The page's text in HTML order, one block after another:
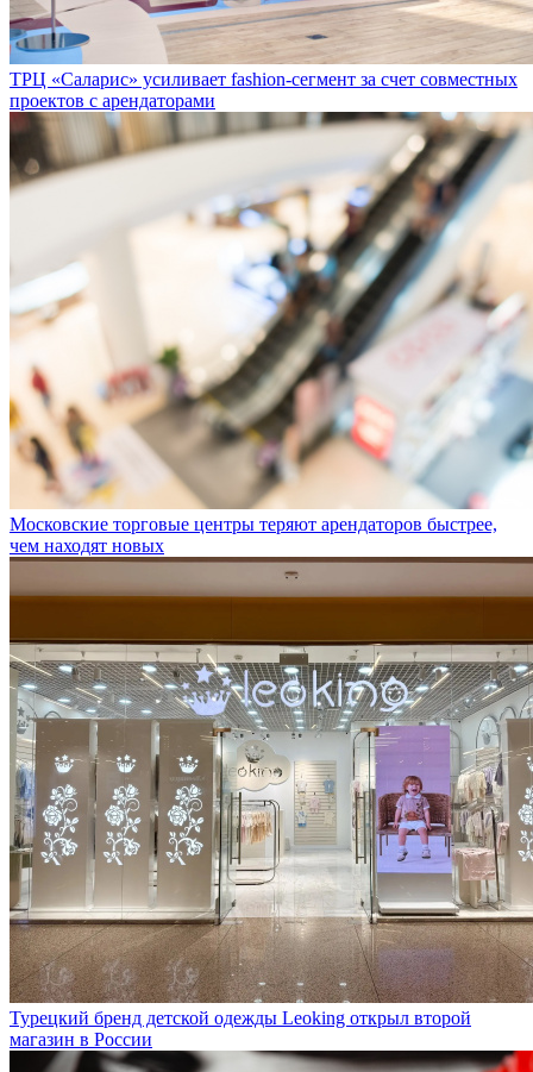
ТРЦ «Саларис» усиливает fashion-сегмент за счет совместных
проектов с арендаторами
Московские торговые центры теряют арендаторов быстрее,
чем находят новых
Турецкий бренд детской одежды Leoking открыл второй
магазин в России